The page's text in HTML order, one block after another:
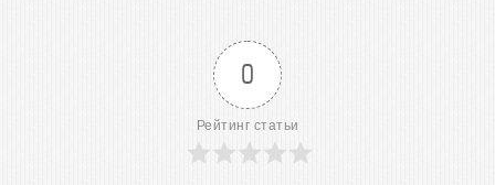
0
Рейтинг статьи